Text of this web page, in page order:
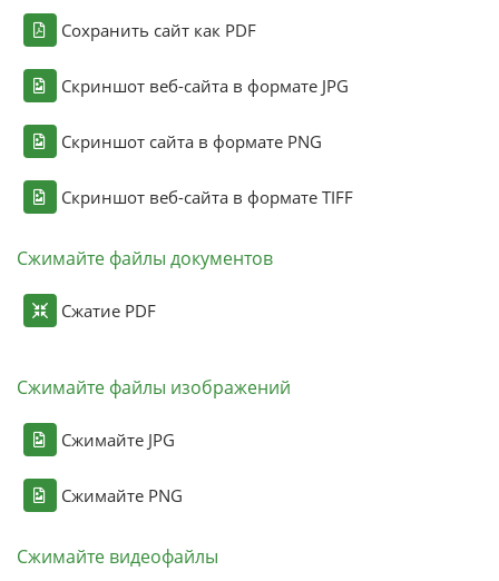
Сохранить сайт как PDF
Скриншот веб-сайта в формате JPG
Скриншот сайта в формате PNG
Скриншот веб-сайта в формате TIFF
Сжимайте файлы документов
Сжатие PDF
Сжимайте файлы изображений
Сжимайте JPG
Сжимайте PNG
Сжимайте видеофайлы